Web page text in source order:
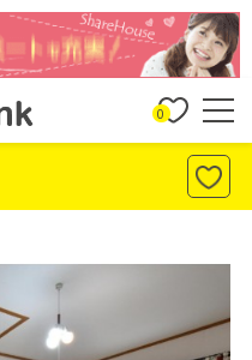
0